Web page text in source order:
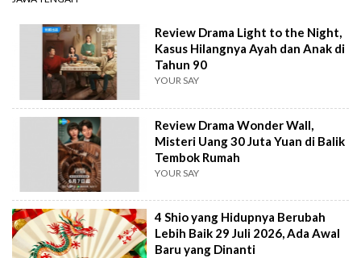
Review Drama Light to the Night,
Kasus Hilangnya Ayah dan Anak di
Tahun 90
YOUR SAY
Review Drama Wonder Wall,
Misteri Uang 30 Juta Yuan di Balik
Tembok Rumah
YOUR SAY
4 Shio yang Hidupnya Berubah
Lebih Baik 29 Juli 2026, Ada Awal
Baru yang Dinanti